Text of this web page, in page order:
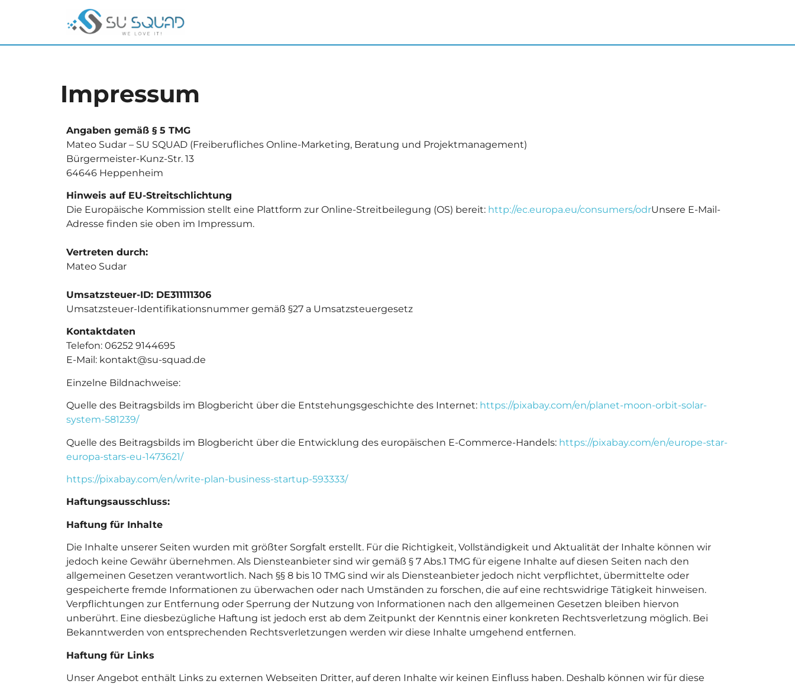
Impressum
Angaben gemäß § 5 TMG
Mateo Sudar – SU SQUAD (Freiberufliches Online-Marketing, Beratung und Projektmanagement)
Bürgermeister-Kunz-Str. 13
64646 Heppenheim
Hinweis auf EU-Streitschlichtung
Die Europäische Kommission stellt eine Plattform zur Online-Streitbeilegung (OS) bereit: http://ec.europa.eu/consumers/odrUnsere E-Mail-
Adresse finden sie oben im Impressum.
Vertreten durch:
Mateo Sudar
Umsatzsteuer-ID: DE311111306
Umsatzsteuer-Identifikationsnummer gemäß §27 a Umsatzsteuergesetz
Kontaktdaten
Telefon: 06252 9144695
E-Mail: kontakt@su-squad.de
Einzelne Bildnachweise:
Quelle des Beitragsbilds im Blogbericht über die Entstehungsgeschichte des Internet: https://pixabay.com/en/planet-moon-orbit-solar-
system-581239/
Quelle des Beitragsbilds im Blogbericht über die Entwicklung des europäischen E-Commerce-Handels: https://pixabay.com/en/europe-star-
europa-stars-eu-1473621/
https://pixabay.com/en/write-plan-business-startup-593333/
Haftungsausschluss:
Haftung für Inhalte
Die Inhalte unserer Seiten wurden mit größter Sorgfalt erstellt. Für die Richtigkeit, Vollständigkeit und Aktualität der Inhalte können wir
jedoch keine Gewähr übernehmen. Als Diensteanbieter sind wir gemäß § 7 Abs.1 TMG für eigene Inhalte auf diesen Seiten nach den
allgemeinen Gesetzen verantwortlich. Nach §§ 8 bis 10 TMG sind wir als Diensteanbieter jedoch nicht verpflichtet, übermittelte oder
gespeicherte fremde Informationen zu überwachen oder nach Umständen zu forschen, die auf eine rechtswidrige Tätigkeit hinweisen.
Verpflichtungen zur Entfernung oder Sperrung der Nutzung von Informationen nach den allgemeinen Gesetzen bleiben hiervon
unberührt. Eine diesbezügliche Haftung ist jedoch erst ab dem Zeitpunkt der Kenntnis einer konkreten Rechtsverletzung möglich. Bei
Bekanntwerden von entsprechenden Rechtsverletzungen werden wir diese Inhalte umgehend entfernen.
Haftung für Links
Unser Angebot enthält Links zu externen Webseiten Dritter, auf deren Inhalte wir keinen Einfluss haben. Deshalb können wir für diese